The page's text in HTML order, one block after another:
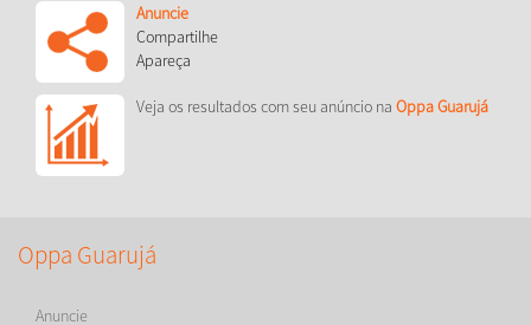
Anuncie
Compartilhe
Apareça
Veja os resultados com seu anúncio na Oppa Guarujá
Oppa Guarujá
Anuncie